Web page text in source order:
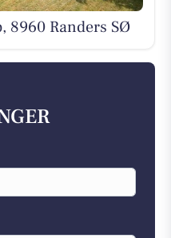
8960 Randers SØ